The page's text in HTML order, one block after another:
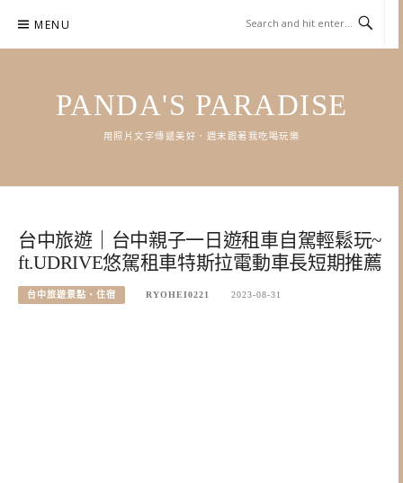
content
MENU
PANDA'S PARADISE
用照片文字傳遞美好．週末跟著我吃喝玩樂
台中旅遊｜台中親子一日遊租車自駕輕鬆玩~
ft.UDRIVE悠駕租車特斯拉電動車長短期推薦
台中旅遊景點、住宿 RYOHEI0221 2023-08-31